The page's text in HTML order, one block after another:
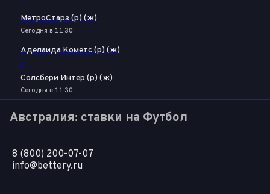
-
МетроСтарз (р) (ж)
Сегодня в 11:30
Аделаида Кометс (р) (ж)
-
Солсбери Интер (р) (ж)
Сегодня в 11:30
Австралия: ставки на Футбол
8 (800) 200-07-07
info@bettery.ru